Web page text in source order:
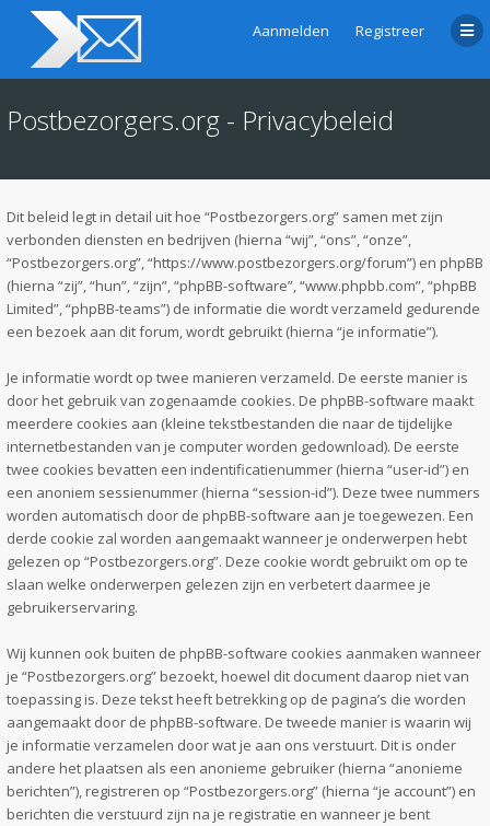
Aanmelden Registreer
Postbezorgers.org - Privacybeleid
Dit beleid legt in detail uit hoe “Postbezorgers.org” samen met zijn
verbonden diensten en bedrijven (hierna “wij”, “ons”, “onze”,
“Postbezorgers.org”, “https://www.postbezorgers.org/forum”) en phpBB
(hierna “zij”, “hun”, “zijn”, “phpBB-software”, “www.phpbb.com”, “phpBB
Limited”, “phpBB-teams”) de informatie die wordt verzameld gedurende
een bezoek aan dit forum, wordt gebruikt (hierna “je informatie”).
Je informatie wordt op twee manieren verzameld. De eerste manier is
door het gebruik van zogenaamde cookies. De phpBB-software maakt
meerdere cookies aan (kleine tekstbestanden die naar de tijdelijke
internetbestanden van je computer worden gedownload). De eerste
twee cookies bevatten een indentificatienummer (hierna “user-id”) en
een anoniem sessienummer (hierna “session-id”). Deze twee nummers
worden automatisch door de phpBB-software aan je toegewezen. Een
derde cookie zal worden aangemaakt wanneer je onderwerpen hebt
gelezen op “Postbezorgers.org”. Deze cookie wordt gebruikt om op te
slaan welke onderwerpen gelezen zijn en verbetert daarmee je
gebruikerservaring.
Wij kunnen ook buiten de phpBB-software cookies aanmaken wanneer
je “Postbezorgers.org” bezoekt, hoewel dit document daarop niet van
toepassing is. Deze tekst heeft betrekking op de pagina’s die worden
aangemaakt door de phpBB-software. De tweede manier is waarin wij
je informatie verzamelen door wat je aan ons verstuurt. Dit is onder
andere het plaatsen als een anonieme gebruiker (hierna “anonieme
berichten”), registreren op “Postbezorgers.org” (hierna “je account”) en
berichten die verstuurd zijn na je registratie en wanneer je bent